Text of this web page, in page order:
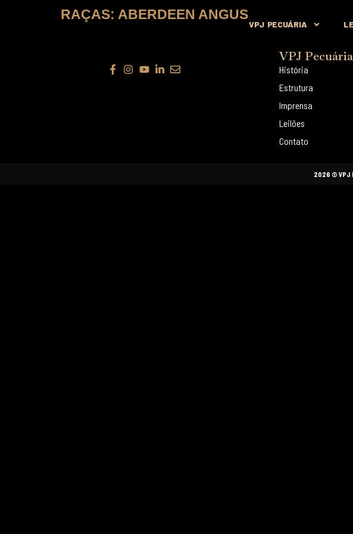
VPJ PECUÁRIA
RAÇAS: ABERDEEN ANGUS
VPJ Pecuária
História
Estrutura
Imprensa
Leilões
Contato
2026 © VPJ